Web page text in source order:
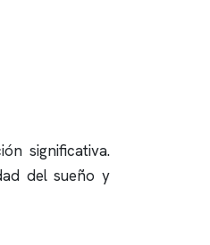
significativa.
del sueño y